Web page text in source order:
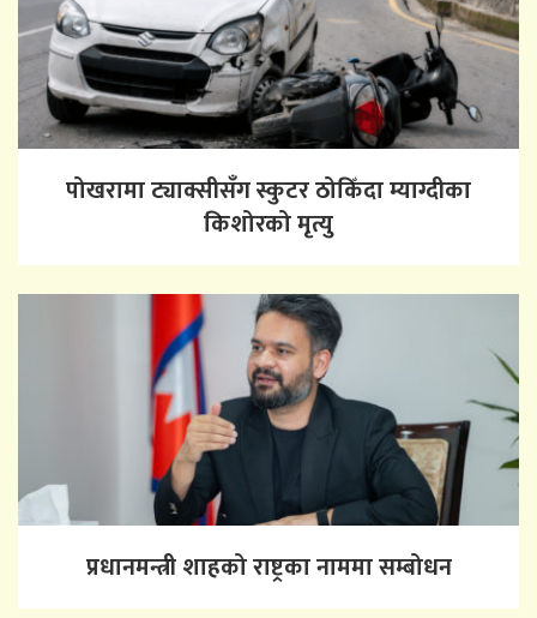
पोखरामा ट्याक्सीसँग स्कुटर ठोकिँदा म्याग्दीका
किशोरको मृत्यु
प्रधानमन्त्री शाहको राष्ट्रका नाममा सम्बोधन